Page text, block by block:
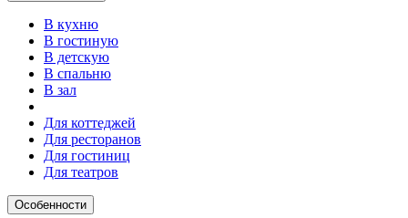
В кухню
В гостиную
В детскую
В спальню
В зал
Для коттеджей
Для ресторанов
Для гостиниц
Для театров
Особенности